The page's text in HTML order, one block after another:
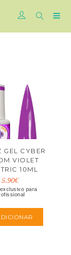
GEL CYBER
VIOLET
10ML
5.90€
para